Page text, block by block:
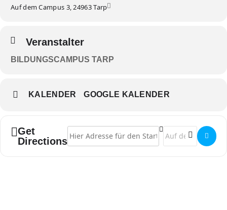
Auf dem Campus 3, 24963 Tarp
Veranstalter
BILDUNGSCAMPUS TARP
KALENDER GOOGLE KALENDER
Get
Directions
Address - Ausstellung "Stolen Memory" []
Destination